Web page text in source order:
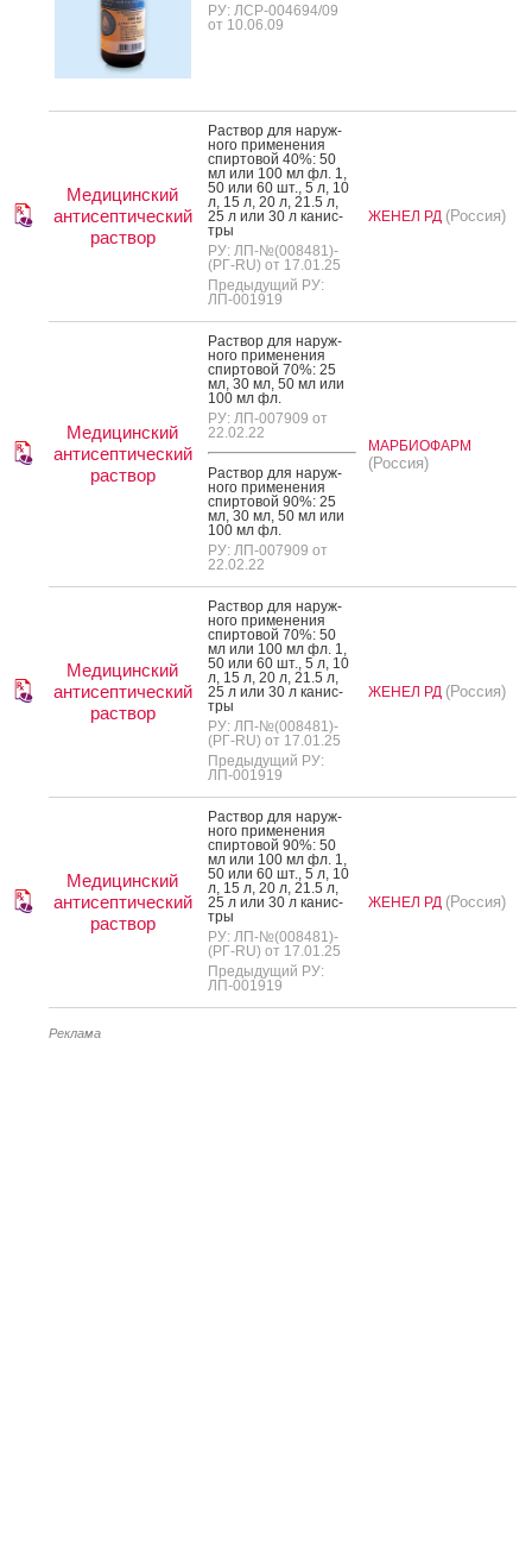
РУ: ЛСР-004694/09
от 10.06.09
Медицинский
антисептический
раствор
Рас­твор для на­руж­
но­го при­мене­ния
спир­то­вой 40%: 50
мл или 100 мл фл. 1,
50 или 60 шт., 5 л, 10
л, 15 л, 20 л, 21.5 л,
25 л или 30 л ка­нис­
тры
РУ: ЛП-№(008481)-
(РГ-RU) от 17.01.25
Предыдущий РУ:
ЛП-001919
ЖЕНЕЛ РД (Россия)
Медицинский
антисептический
раствор
Рас­твор для на­руж­
но­го при­мене­ния
спир­то­вой 70%: 25
мл, 30 мл, 50 мл или
100 мл фл.
РУ: ЛП-007909 от
22.02.22
Рас­твор для на­руж­
но­го при­мене­ния
спир­то­вой 90%: 25
мл, 30 мл, 50 мл или
100 мл фл.
РУ: ЛП-007909 от
22.02.22
МАРБИОФАРМ
(Россия)
Медицинский
антисептический
раствор
Рас­твор для на­руж­
но­го при­мене­ния
спир­то­вой 70%: 50
мл или 100 мл фл. 1,
50 или 60 шт., 5 л, 10
л, 15 л, 20 л, 21.5 л,
25 л или 30 л ка­нис­
тры
РУ: ЛП-№(008481)-
(РГ-RU) от 17.01.25
Предыдущий РУ:
ЛП-001919
ЖЕНЕЛ РД (Россия)
Медицинский
антисептический
раствор
Рас­твор для на­руж­
но­го при­мене­ния
спир­то­вой 90%: 50
мл или 100 мл фл. 1,
50 или 60 шт., 5 л, 10
л, 15 л, 20 л, 21.5 л,
25 л или 30 л ка­нис­
тры
РУ: ЛП-№(008481)-
(РГ-RU) от 17.01.25
Предыдущий РУ:
ЛП-001919
ЖЕНЕЛ РД (Россия)
Реклама